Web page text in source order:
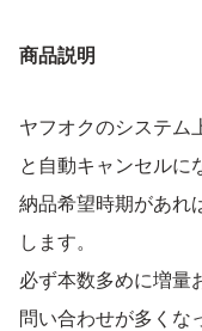
商品説明
ヤフオクのシステム
と自動キャンセルに
納品希望時期があれ
します。
必ず本数多めに増量
問い合わせが多くな